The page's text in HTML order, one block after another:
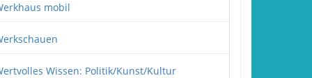
mobil
Wissen: Politik/Kunst/Kultur